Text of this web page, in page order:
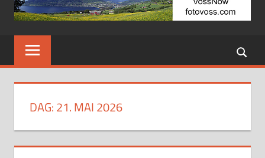
DAG:21. MAI 2026